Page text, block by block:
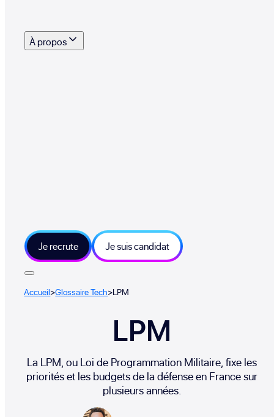
À propos
Je recrute Je suis candidat
Accueil>Glossaire Tech>LPM
LPM
La LPM, ou Loi de Programmation Militaire, fixe les
priorités et les budgets de la défense en France sur
plusieurs années.